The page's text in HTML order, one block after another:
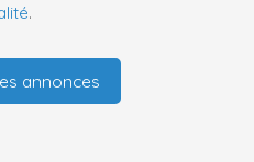
.
annonces